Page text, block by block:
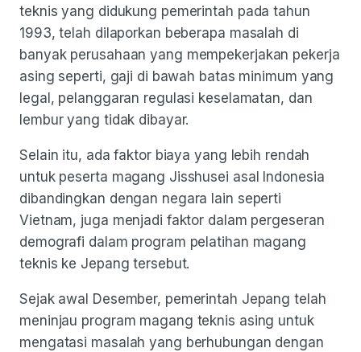
teknis yang didukung pemerintah pada tahun
1993, telah dilaporkan beberapa masalah di
banyak perusahaan yang mempekerjakan pekerja
asing seperti, gaji di bawah batas minimum yang
legal, pelanggaran regulasi keselamatan, dan
lembur yang tidak dibayar.
Selain itu, ada faktor biaya yang lebih rendah
untuk peserta magang Jisshusei asal Indonesia
dibandingkan dengan negara lain seperti
Vietnam, juga menjadi faktor dalam pergeseran
demografi dalam program pelatihan magang
teknis ke Jepang tersebut.
Sejak awal Desember, pemerintah Jepang telah
meninjau program magang teknis asing untuk
mengatasi masalah yang berhubungan dengan